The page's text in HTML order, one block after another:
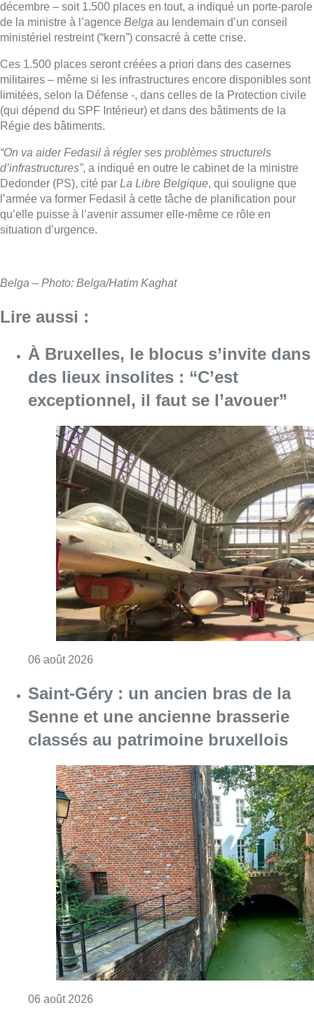
décembre – soit 1.500 places en tout, a indiqué un porte-parole
de la ministre à l’agence Belga au lendemain d’un conseil
ministériel restreint (“kern”) consacré à cette crise.
Ces 1.500 places seront créées a priori dans des casernes
militaires – même si les infrastructures encore disponibles sont
limitées, selon la Défense -, dans celles de la Protection civile
(qui dépend du SPF Intérieur) et dans des bâtiments de la
Régie des bâtiments.
“On va aider Fedasil à régler ses problèmes structurels
d’infrastructures”, a indiqué en outre le cabinet de la ministre
Dedonder (PS), cité par La Libre Belgique, qui souligne que
l’armée va former Fedasil à cette tâche de planification pour
qu’elle puisse à l’avenir assumer elle-même ce rôle en
situation d’urgence.
Belga – Photo: Belga/Hatim Kaghat
Lire aussi :
À Bruxelles, le blocus s’invite dans
des lieux insolites : “C’est
exceptionnel, il faut se l’avouer”
06 août 2026
Saint-Géry : un ancien bras de la
Senne et une ancienne brasserie
classés au patrimoine bruxellois
06 août 2026